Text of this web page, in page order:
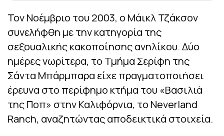
Τον Νοέμβριο του 2003, ο Μάικλ Τζάκσον
συνελήφθη με την κατηγορία της
σεξουαλικής κακοποίησης ανηλίκου. Δύο
ημέρες νωρίτερα, το Τμήμα Σερίφη της
Σάντα Μπάρμπαρα είχε πραγματοποιήσει
έρευνα στο περίφημο κτήμα του «Βασιλιά
της Ποπ» στην Καλιφόρνια, το Neverland
Ranch, αναζητώντας αποδεικτικά στοιχεία.